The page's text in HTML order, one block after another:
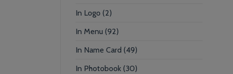
In Logo (2)
In Menu (92)
In Name Card (49)
In Photobook (30)